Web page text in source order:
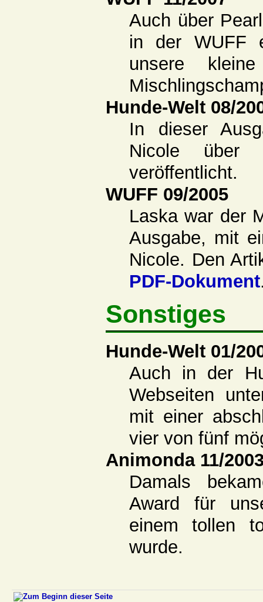
Auch über
in der WUFF
unsere
Hunde-Welt 08/
In dieser
Nicole über
veröffentlicht.
WUFF 09/2005
Laska war der
Ausgabe, mit
Nicole. Den
PDF-Dokument
Sonstiges
Hunde-Welt 01/
Auch in der
Webseiten
mit einer
vier von fünf
Animonda 11/
Damals
Award für
einem tollen
wurde.